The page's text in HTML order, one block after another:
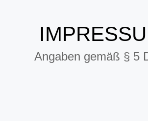
Angaben gemäß § 5